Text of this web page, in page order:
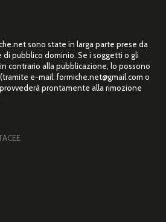
sono state in larga parte prese da
pubblico dominio. Se i soggetti o gli
contrario alla pubblicazione, lo possono
e-mail: formiche.net@gmail.com o
prontamente alla rimozione